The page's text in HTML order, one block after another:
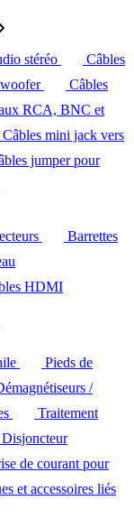
stéréo
Câbles
Câbles
RCA, BNC et
Câbles mini jack vers
jumper pour
Barrettes
HDMI
Pieds de
/
Traitement
Disjoncteur
de courant pour
et accessoires liés